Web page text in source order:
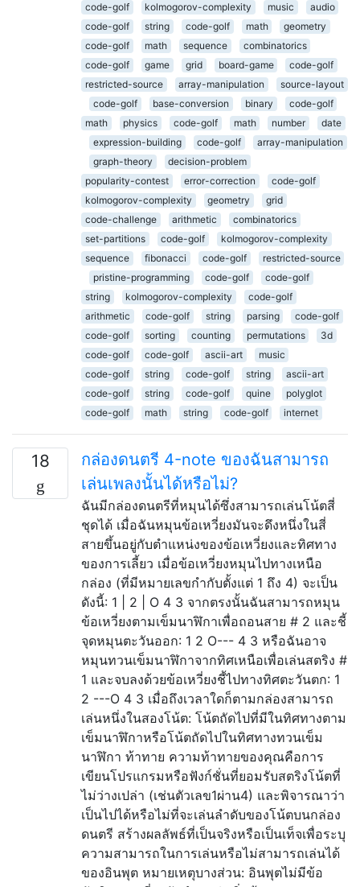
code-golf
kolmogorov-complexity music
audio
code-golf
string code-golf math
geometry
code-golf
math sequence
combinatorics
code-golf
game grid board-game
code-golf
restricted-source
array-manipulation
source-layout
code-golf
base-conversion binary
code-golf
math
physics code-golf math number
date
expression-building
code-golf
array-manipulation
graph-theory
decision-problem
popularity-contest
error-correction
code-golf
kolmogorov-complexity
geometry
grid
code-challenge
arithmetic
combinatorics
set-partitions
code-golf
kolmogorov-complexity
sequence
fibonacci code-golf
restricted-source
pristine-programming
code-golf
code-golf
string
kolmogorov-complexity
code-golf
arithmetic
code-golf string parsing
code-golf
code-golf
sorting counting permutations
3d
code-golf
code-golf ascii-art
music
code-golf
string code-golf string
ascii-art
code-golf
string code-golf quine
polyglot
code-golf
math string code-golf internet
18
กล่องดนตรี 4-note ของฉันสามารถ
เล่นเพลงนั้นได้หรือไม่?
ฉันมีกล่องดนตรีที่หมุนได้ซึ่งสามารถเล่นโน้ตสี่
ชุดได้ เมื่อฉันหมุนข้อเหวี่ยงมันจะดึงหนึ่งในสี่
สายขึ้นอยู่กับตำแหน่งของข้อเหวี่ยงและทิศทาง
ของการเลี้ยว เมื่อข้อเหวี่ยงหมุนไปทางเหนือ
กล่อง (ที่มีหมายเลขกำกับตั้งแต่ 1 ถึง 4) จะเป็น
ดังนี้: 1 | 2 | O 4 3 จากตรงนั้นฉันสามารถหมุน
ข้อเหวี่ยงตามเข็มนาฬิกาเพื่อถอนสาย # 2 และชี้
จุดหมุนตะวันออก: 1 2 O--- 4 3 หรือฉันอาจ
หมุนทวนเข็มนาฬิกาจากทิศเหนือเพื่อเล่นสตริง #
1 และจบลงด้วยข้อเหวี่ยงชี้ไปทางทิศตะวันตก: 1
2 ---O 4 3 เมื่อถึงเวลาใดก็ตามกล่องสามารถ
เล่นหนึ่งในสองโน้ต: โน้ตถัดไปที่มีในทิศทางตาม
เข็มนาฬิกาหรือโน้ตถัดไปในทิศทางทวนเข็ม
นาฬิกา ท้าทาย ความท้าทายของคุณคือการ
เขียนโปรแกรมหรือฟังก์ชั่นที่ยอมรับสตริงโน้ตที่
ไม่ว่างเปล่า (เช่นตัวเลข1ผ่าน4) และพิจารณาว่า
เป็นไปได้หรือไม่ที่จะเล่นลำดับของโน้ตบนกล่อง
ดนตรี สร้างผลลัพธ์ที่เป็นจริงหรือเป็นเท็จเพื่อระบุ
ความสามารถในการเล่นหรือไม่สามารถเล่นได้
ของอินพุต หมายเหตุบางส่วน: อินพุตไม่มีข้อ